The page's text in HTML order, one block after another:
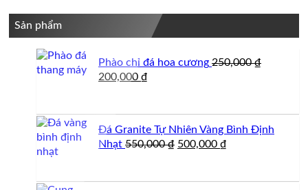
Sản phẩm
Phào chỉ đá hoa cương 250,000₫
Giá
200,000 ₫
200,000 ₫.
Đá Granite Tự Nhiên Vàng Bình Định
Nhạt 550,000₫ Giá
500,000 ₫